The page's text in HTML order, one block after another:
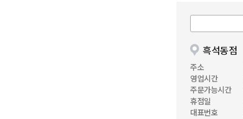
흑석동점
주소
영업시간
주문가능시간
휴점일
대표번호